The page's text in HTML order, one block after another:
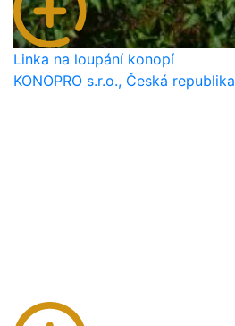
Linka na loupání konopí
KONOPRO s.r.o., Česká republika